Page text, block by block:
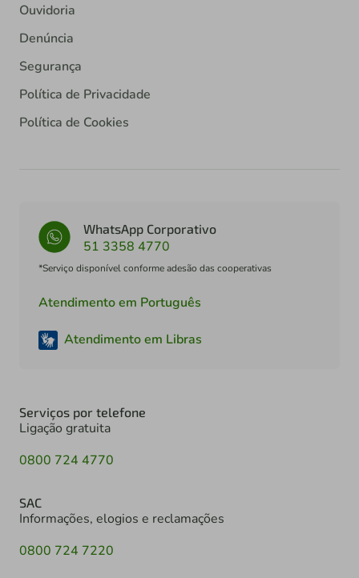
Ouvidoria
Denúncia
Segurança
Política de Privacidade
Política de Cookies
WhatsApp Corporativo
51 3358 4770
*Serviço disponível conforme adesão das cooperativas
Atendimento em Português
Atendimento em Libras
Serviços por telefone
Ligação gratuita
0800 724 4770
SAC
Informações, elogios e reclamações
0800 724 7220